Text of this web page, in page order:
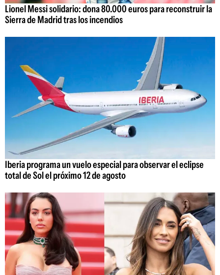
Lionel Messi solidario: dona 80.000 euros para reconstruir la
Sierra de Madrid tras los incendios
Iberia programa un vuelo especial para observar el eclipse
total de Sol el próximo 12 de agosto